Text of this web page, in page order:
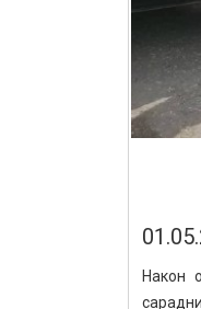
Након